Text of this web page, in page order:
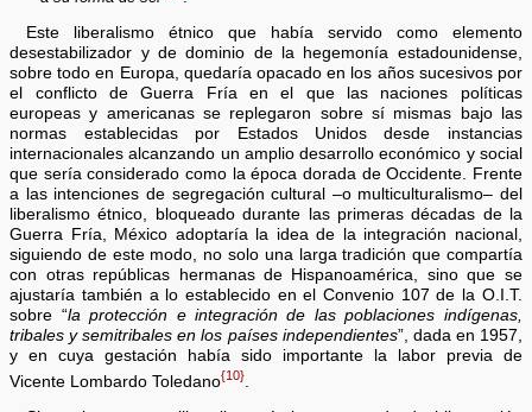
Este liberalismo étnico que había servido como elemento
desestabilizador y de dominio de la hegemonía estadounidense,
sobre todo en Europa, quedaría opacado en los años sucesivos por
el conflicto de Guerra Fría en el que las naciones políticas
europeas y americanas se replegaron sobre sí mismas bajo las
normas establecidas por Estados Unidos desde instancias
internacionales alcanzando un amplio desarrollo económico y social
que sería considerado como la época dorada de Occidente. Frente
a las intenciones de segregación cultural –o multiculturalismo– del
liberalismo étnico, bloqueado durante las primeras décadas de la
Guerra Fría, México adoptaría la idea de la integración nacional,
siguiendo de este modo, no solo una larga tradición que compartía
con otras repúblicas hermanas de Hispanoamérica, sino que se
ajustaría también a lo establecido en el Convenio 107 de la O.I.T.
sobre “la protección e integración de las poblaciones indígenas,
tribales y semitribales en los países independientes”, dada en 1957,
y en cuya gestación había sido importante la labor previa de
Vicente Lombardo Toledano{10}